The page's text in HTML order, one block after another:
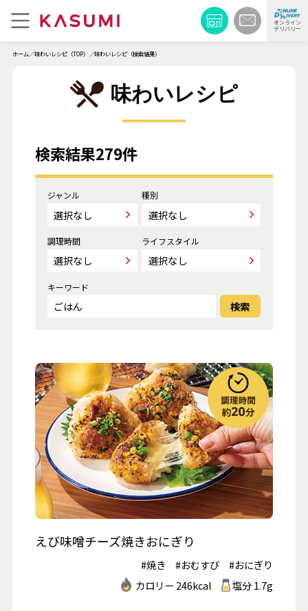
オンライン
デリバリー
ホーム 味わいレシピ（TOP） 味わいレシピ（検索結果）
味わいレシピ
検索結果279件
ジャンル 種別
調理時間 ライフスタイル
キーワード
えび味噌チーズ焼きおにぎり
#焼き #おむすび
#おにぎり
カロリー 246kcal
塩分 1.7g